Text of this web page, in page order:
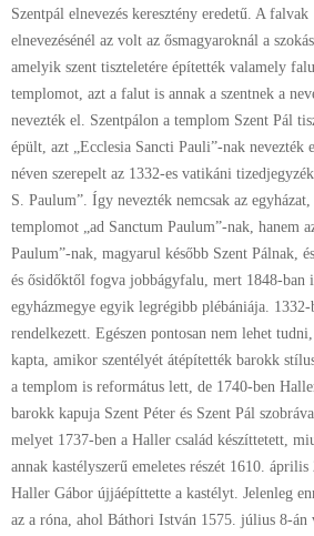
Szentpál elnevezés keresztény eredetű. A falvak
elnevezésénél az volt az ősmagyaroknál a
amelyik szent tiszteletére építették valamely
templomot, azt a falut is annak a szentnek a
nevezték el. Szentpálon a templom Szent Pál
épült, azt „Ecclesia Sancti Pauli”-nak nevezték
néven szerepelt az 1332-es vatikáni
S. Paulum”. Így nevezték nemcsak az egyházat,
templomot „ad Sanctum Paulum”-nak, hanem
Paulum”-nak, magyarul később Szent Pálnak,
és ősidőktől fogva jobbágyfalu, mert 1848-
egyházmegye egyik legrégibb plébániája.
rendelkezett. Egészen pontosan nem lehet
kapta, amikor szentélyét átépítették barokk
a templom is református lett, de 1740-ben
barokk kapuja Szent Péter és Szent Pál
melyet 1737-ben a Haller család készíttetett,
annak kastélyszerű emeletes részét 1610.
Haller Gábor újjáépíttette a kastélyt. Jelenleg
az a róna, ahol Báthori István 1575. július 8-án